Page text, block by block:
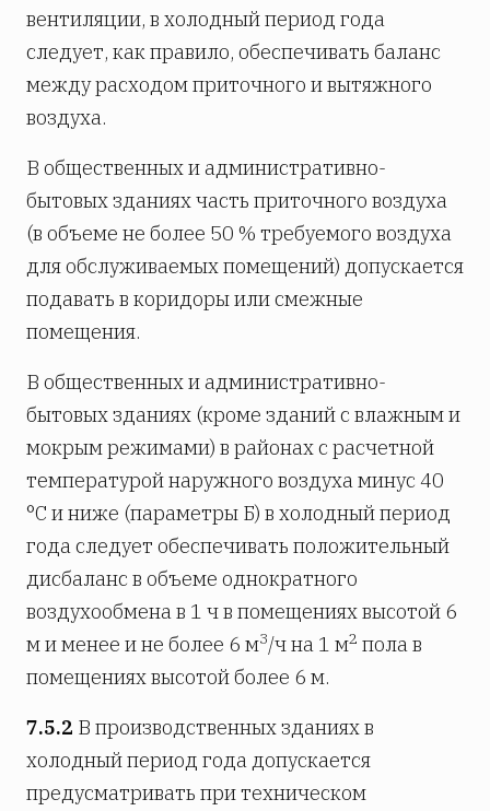
вентиляции, в холодный период года
следует, как правило, обеспечивать баланс
между расходом приточного и вытяжного
воздуха.
В общественных и административно-
бытовых зданиях часть приточного воздуха
(в объеме не более 50 % требуемого воздуха
для обслуживаемых помещений) допускается
подавать в коридоры или смежные
помещения.
В общественных и административно-
бытовых зданиях (кроме зданий с влажным и
мокрым режимами) в районах с расчетной
температурой наружного воздуха минус 40
°C и ниже (параметры Б) в холодный период
года следует обеспечивать положительный
дисбаланс в объеме однократного
воздухообмена в 1 ч в помещениях высотой 6
м и менее и не более 6 м3/ч на 1 м2 пола в
помещениях высотой более 6 м.
7.5.2 В производственных зданиях в
холодный период года допускается
предусматривать при техническом